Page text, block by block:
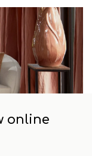
online